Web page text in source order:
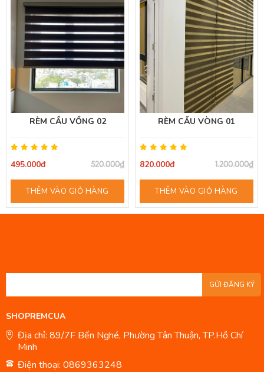
RÈM CẦU VỒNG 02
495.000đ 520.000₫
THÊM VÀO GIỎ HÀNG
RÈM CẦU VÒNG 01
820.000đ 1.200.000₫
THÊM VÀO GIỎ HÀNG
GỬI ĐĂNG KÝ
SHOPREMCUA
Địa chỉ: 89/7F Bến Nghé, Phường Tân Thuận, TP.Hồ Chí
Minh
Điện thoại: 0869363248